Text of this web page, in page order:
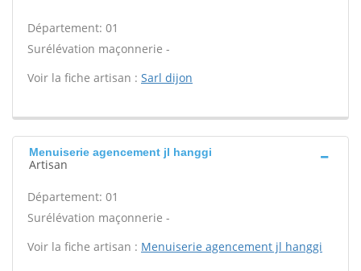
Département: 01
Surélévation maçonnerie -
Voir la fiche artisan : Sarl dijon
Menuiserie agencement jl hanggi
Artisan
Département: 01
Surélévation maçonnerie -
Voir la fiche artisan : Menuiserie agencement jl hanggi